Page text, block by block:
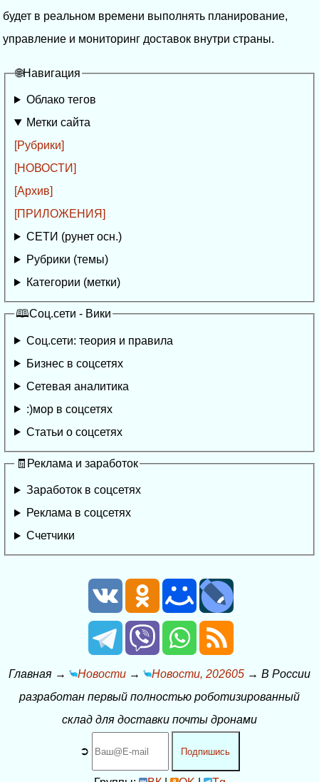
будет в реальном времени выполнять планирование,
управление и мониторинг доставок внутри страны.
🌐Навигация
Облако тегов
Метки сайта
[Рубрики]
[НОВОСТИ]
[Архив]
[ПРИЛОЖЕНИЯ]
СЕТИ (рунет осн.)
Рубрики (темы)
Категории (метки)
🕮Соц.сети - Вики
Соц.сети: теория и правила
Бизнес в соцсетях
Сетевая аналитика
:)мор в соцсетях
Статьи о соцсетях
🧾Реклама и заработок
Заработок в соцсетях
Реклама в соцсетях
Счетчики
Главная → Новости → Новости, 202605 → В России
разработан первый полностью роботизированный
склад для доставки почты дронами
➲ Подпишись